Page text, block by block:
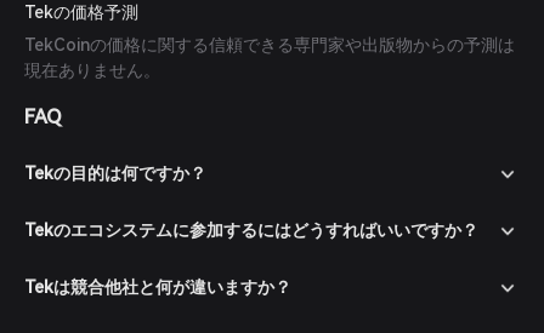
Tekの価格予測
TekCoinの価格に関する信頼できる専門家や出版物からの予測は
現在ありません。
FAQ
Tekの目的は何ですか？
Tekのエコシステムに参加するにはどうすればいいですか？
Tekは競合他社と何が違いますか？